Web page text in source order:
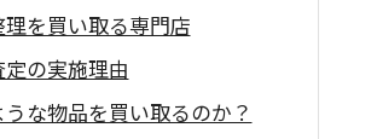
を買い取る専門店
の実施理由
うな物品を買い取るのか？